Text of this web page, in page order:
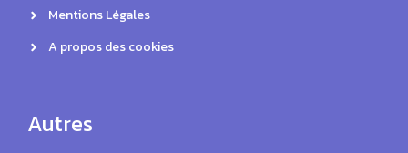
Mentions Légales
A propos des cookies
Autres